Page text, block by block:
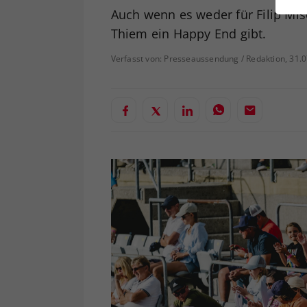
Auch wenn es weder für Filip
Thiem ein Happy End gibt.
Verfasst von: Presseaussendung / Redaktion,